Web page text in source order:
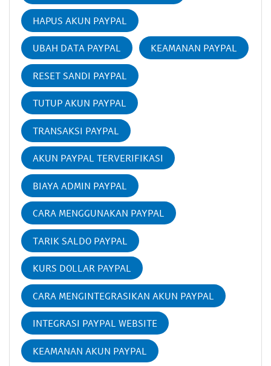
HAPUS AKUN PAYPAL
UBAH DATA PAYPAL KEAMANAN PAYPAL
RESET SANDI PAYPAL
TUTUP AKUN PAYPAL
TRANSAKSI PAYPAL
AKUN PAYPAL TERVERIFIKASI
BIAYA ADMIN PAYPAL
CARA MENGGUNAKAN PAYPAL
TARIK SALDO PAYPAL
KURS DOLLAR PAYPAL
CARA MENGINTEGRASIKAN AKUN PAYPAL
INTEGRASI PAYPAL WEBSITE
KEAMANAN AKUN PAYPAL